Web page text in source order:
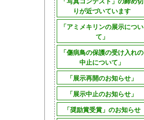
りが近づいています
「アミメキリンの展示につい
て」
「傷病鳥の保護の受け入れの
中止について」
「展示再開のお知らせ」
「展示中止のお知らせ」
「奨励賞受賞」のお知らせ